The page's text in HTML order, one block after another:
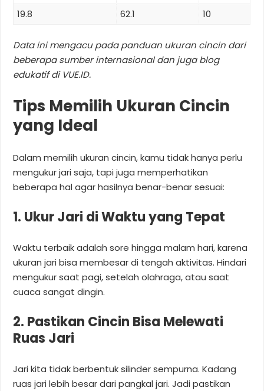
19.8
62.1 10
Data ini mengacu pada panduan ukuran cincin dari
beberapa sumber internasional dan juga blog
edukatif di VUE.ID.
Tips Memilih Ukuran Cincin
yang Ideal
Dalam memilih ukuran cincin, kamu tidak hanya perlu
mengukur jari saja, tapi juga memperhatikan
beberapa hal agar hasilnya benar-benar sesuai:
1. Ukur Jari di Waktu yang Tepat
Waktu terbaik adalah sore hingga malam hari, karena
ukuran jari bisa membesar di tengah aktivitas. Hindari
mengukur saat pagi, setelah olahraga, atau saat
cuaca sangat dingin.
2. Pastikan Cincin Bisa Melewati
Ruas Jari
Jari kita tidak berbentuk silinder sempurna. Kadang
ruas jari lebih besar dari pangkal jari. Jadi pastikan